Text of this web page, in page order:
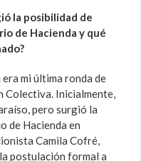
la posibilidad de
de Hacienda y qué
mi última ronda de
Colectiva. Inicialmente,
pero surgió la
de Hacienda en
Camila Cofré,
postulación formal a